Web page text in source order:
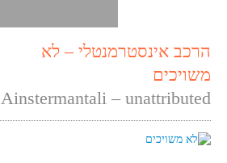
הרכב אינסטרמנטלי – לא
משויכים
– unattributed